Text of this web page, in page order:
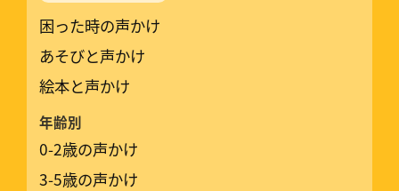
困った時の声かけ
あそびと声かけ
絵本と声かけ
年齢別
0-2歳の声かけ
3-5歳の声かけ